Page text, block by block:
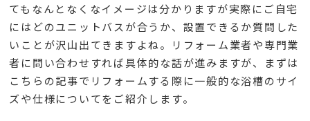
てもなんとなくなイメージは分かりますが実際にご自宅
にはどのユニットバスが合うか、設置できるか質問した
いことが沢山出てきますよね。リフォーム業者や専門業
者に問い合わせすれば具体的な話が進みますが、まずは
こちらの記事でリフォームする際に一般的な浴槽のサイ
ズや仕様についてをご紹介します。